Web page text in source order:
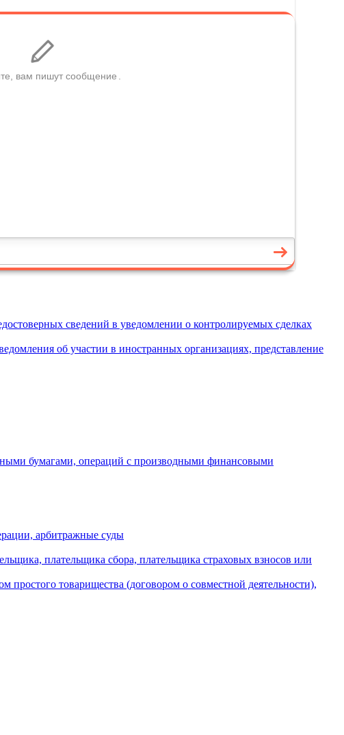
сведений в уведомлении о контролируемых сделках
об участии в иностранных организациях, представление
бумагами, операций с производными финансовыми
арбитражные суды
плательщика сбора, плательщика страховых взносов или
простого товарищества (договором о совместной деятельности),